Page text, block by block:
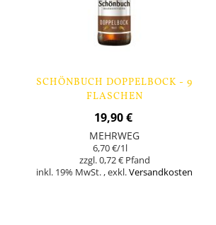
SCHÖNBUCH DOPPELBOCK - 9
FLASCHEN
19,90 €
MEHRWEG
6,70 €/1l
0,72 €
inkl. 19% MwSt. ,exkl.Versandkosten